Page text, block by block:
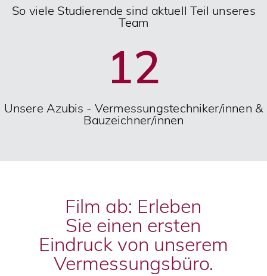
So viele Studierende sind aktuell Teil unseres
Team
12
Unsere Azubis - Vermessungstechniker/innen &
Bauzeichner/innen
Film ab: Erleben
Sie einen ersten
Eindruck von unserem
Vermessungsbüro.